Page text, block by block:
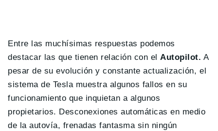
Entre las muchísimas respuestas podemos
destacar las que tienen relación con elAutopilot. A
pesar de su evolución y constante actualización, el
sistema de Tesla muestra algunos fallos en su
funcionamiento que inquietan a algunos
propietarios. Desconexiones automáticas en medio
de la autovía, frenadas fantasma sin ningún